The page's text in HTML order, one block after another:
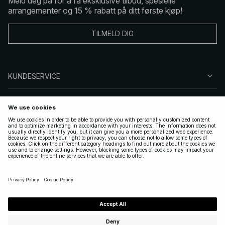
arrangementer og 15 % rabatt på ditt første kjøp!
TILMELD DIG
KUNDESERVICE
FØLG OSS
LOVLIG